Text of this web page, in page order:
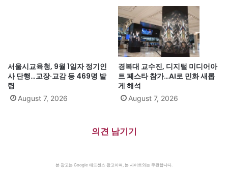
서울시교육청, 9월 1일자 정기인
사 단행…교장·교감 등 469명 발
령
August 7, 2026
경복대 교수진, 디지털 미디어아
트 페스타 참가…AI로 민화 새롭
게 해석
August 7, 2026
의견 남기기
본 광고는 Google 애드센스 광고이며, 본 사이트와는 무관합니다.